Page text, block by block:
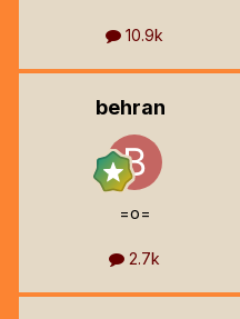
10.9k
behran
=o=
2.7k